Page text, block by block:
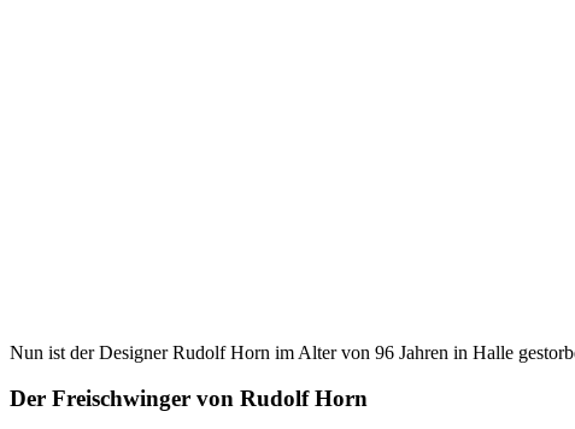
Nun ist der Designer Rudolf Horn im Alter von 96 Jahren in Halle
Der Freischwinger von Rudolf Horn